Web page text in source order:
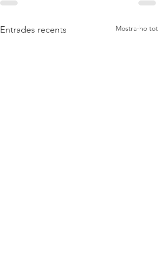
Entrades recents Mostra-ho tot